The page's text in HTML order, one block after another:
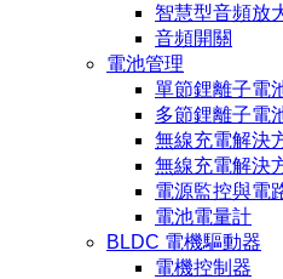
智慧型音頻放
音頻開關
電池管理
單節鋰離子電
多節鋰離子電
無線充電解決
無線充電解決
電源監控與電
電池電量計
BLDC 電機驅動器
電機控制器